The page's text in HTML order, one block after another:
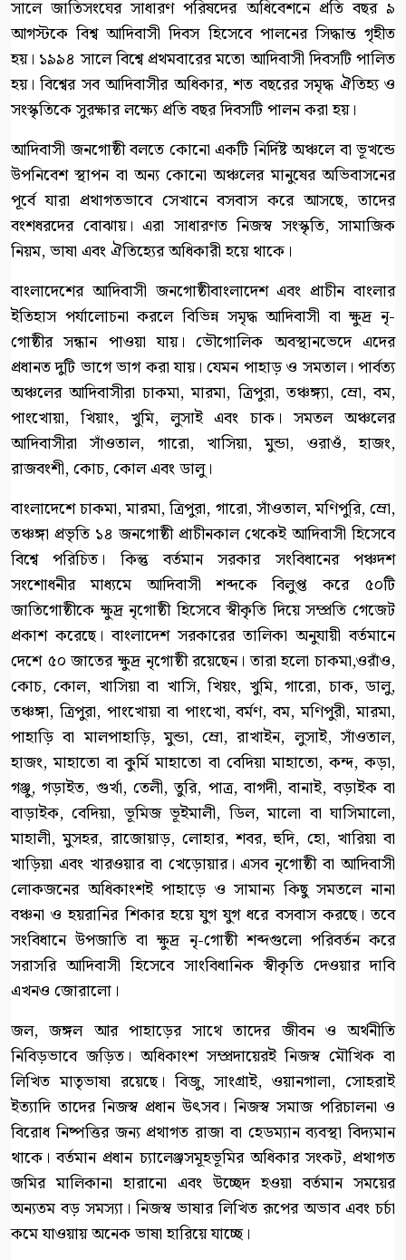
সালে জাতিসংঘের সাধারণ পরিষদের অধিবেশনে প্রতি বছর ৯
আগস্টকে বিশ্ব আদিবাসী দিবস হিসেবে পালনের সিদ্ধান্ত গৃহীত
হয়। ১৯৯৪ সালে বিশ্বে প্রথমবারের মতো আদিবাসী দিবসটি পালিত
হয়। বিশ্বের সব আদিবাসীর অধিকার, শত বছরের সমৃদ্ধ ঐতিহ্য ও
সংস্কৃতিকে সুরক্ষার লক্ষ্যে প্রতি বছর দিবসটি পালন করা হয়।
আদিবাসী জনগোষ্ঠী বলতে কোনো একটি নির্দিষ্ট অঞ্চলে বা ভূখন্ডে
উপনিবেশ স্থাপন বা অন্য কোনো অঞ্চলের মানুষের অভিবাসনের
পূর্বে যারা প্রথাগতভাবে সেখানে বসবাস করে আসছে, তাদের
বংশধরদের বোঝায়। এরা সাধারণত নিজস্ব সংস্কৃতি, সামাজিক
নিয়ম, ভাষা এবং ঐতিহ্যের অধিকারী হয়ে থাকে।
বাংলাদেশের আদিবাসী জনগোষ্ঠীবাংলাদেশ এবং প্রাচীন বাংলার
ইতিহাস পর্যালোচনা করলে বিভিন্ন সমৃদ্ধ আদিবাসী বা ক্ষুদ্র নৃ-
গোষ্ঠীর সন্ধান পাওয়া যায়। ভৌগোলিক অবস্থানভেদে এদের
প্রধানত দুটি ভাগে ভাগ করা যায়। যেমন পাহাড় ও সমতাল। পার্বত্য
অঞ্চলের আদিবাসীরা চাকমা, মারমা, ত্রিপুরা, তঞ্চঙ্গ্যা, ম্রো, বম,
পাংখোয়া, খিয়াং, খুমি, লুসাই এবং চাক। সমতল অঞ্চলের
আদিবাসীরা সাঁওতাল, গারো, খাসিয়া, মুন্ডা, ওরাওঁ, হাজং,
রাজবংশী, কোচ, কোল এবং ডালু।
বাংলাদেশে চাকমা, মারমা, ত্রিপুরা, গারো, সাঁওতাল, মণিপুরি, ম্রো,
তঞ্চঙ্গা প্রভৃতি ১৪ জনগোষ্ঠী প্রাচীনকাল থেকেই আদিবাসী হিসেবে
বিশ্বে পরিচিত। কিন্তু বর্তমান সরকার সংবিধানের পঞ্চদশ
সংশোধনীর মাধ্যমে আদিবাসী শব্দকে বিলুপ্ত করে ৫০টি
জাতিগোষ্ঠীকে ক্ষুদ্র নৃগোষ্ঠী হিসেবে স্বীকৃতি দিয়ে সম্প্রতি গেজেট
প্রকাশ করেছে। বাংলাদেশ সরকারের তালিকা অনুযায়ী বর্তমানে
দেশে ৫০ জাতের ক্ষুদ্র নৃগোষ্ঠী রয়েছেন। তারা হলো চাকমা,ওরাঁও,
কোচ, কোল, খাসিয়া বা খাসি, খিয়ং, খুমি, গারো, চাক, ডালু,
তঞ্চঙ্গা, ত্রিপুরা, পাংখোয়া বা পাংখো, বর্মণ, বম, মণিপুরী, মারমা,
পাহাড়ি বা মালপাহাড়ি, মুন্ডা, ম্রো, রাখাইন, লুসাই, সাঁওতাল,
হাজং, মাহাতো বা কুর্মি মাহাতো বা বেদিয়া মাহাতো, কন্দ, কড়া,
গঞ্জু, গড়াইত, গুর্খা, তেলী, তুরি, পাত্র, বাগদী, বানাই, বড়াইক বা
বাড়াইক, বেদিয়া, ভূমিজ ভূইমালী, ডিল, মালো বা ঘাসিমালো,
মাহালী, মুসহর, রাজোয়াড়, লোহার, শবর, হুদি, হো, খারিয়া বা
খাড়িয়া এবং খারওয়ার বা খেড়োয়ার। এসব নৃগোষ্ঠী বা আদিবাসী
লোকজনের অধিকাংশই পাহাড়ে ও সামান্য কিছু সমতলে নানা
বঞ্চনা ও হয়রানির শিকার হয়ে যুগ যুগ ধরে বসবাস করছে। তবে
সংবিধানে উপজাতি বা ক্ষুদ্র নৃ-গোষ্ঠী শব্দগুলো পরিবর্তন করে
সরাসরি আদিবাসী হিসেবে সাংবিধানিক স্বীকৃতি দেওয়ার দাবি
এখনও জোরালো।
জল, জঙ্গল আর পাহাড়ের সাথে তাদের জীবন ও অর্থনীতি
নিবিড়ভাবে জড়িত। অধিকাংশ সম্প্রদায়েরই নিজস্ব মৌখিক বা
লিখিত মাতৃভাষা রয়েছে। বিজু, সাংগ্রাই, ওয়ানগালা, সোহরাই
ইত্যাদি তাদের নিজস্ব প্রধান উৎসব। নিজস্ব সমাজ পরিচালনা ও
বিরোধ নিষ্পত্তির জন্য প্রথাগত রাজা বা হেডম্যান ব্যবস্থা বিদ্যমান
থাকে। বর্তমান প্রধান চ্যালেঞ্জসমূহভূমির অধিকার সংকট, প্রথাগত
জমির মালিকানা হারানো এবং উচ্ছেদ হওয়া বর্তমান সময়ের
অন্যতম বড় সমস্যা। নিজস্ব ভাষার লিখিত রূপের অভাব এবং চর্চা
কমে যাওয়ায় অনেক ভাষা হারিয়ে যাচ্ছে।